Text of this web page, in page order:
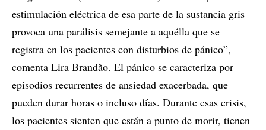
estimulación eléctrica de esa parte de la sustancia gris
provoca una parálisis semejante a aquélla que se
registra en los pacientes con disturbios de pánico”,
comenta Lira Brandão. El pánico se caracteriza por
episodios recurrentes de ansiedad exacerbada, que
pueden durar horas o incluso días. Durante esas crisis,
los pacientes sienten que están a punto de morir, tienen